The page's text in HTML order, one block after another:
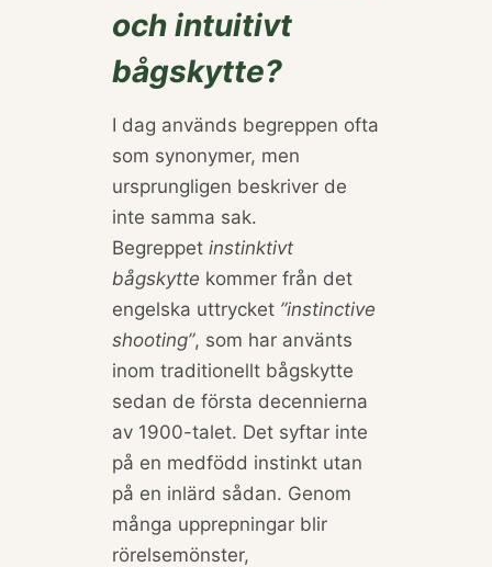
och intuitivt
bågskytte?
I dag används begreppen ofta
som synonymer, men
ursprungligen beskriver de
inte samma sak.
Begreppet instinktivt
bågskytte kommer från det
engelska uttrycket ”instinctive
shooting”, som har använts
inom traditionellt bågskytte
sedan de första decennierna
av 1900-talet. Det syftar inte
på en medfödd instinkt utan
på en inlärd sådan. Genom
många upprepningar blir
rörelsemönster,